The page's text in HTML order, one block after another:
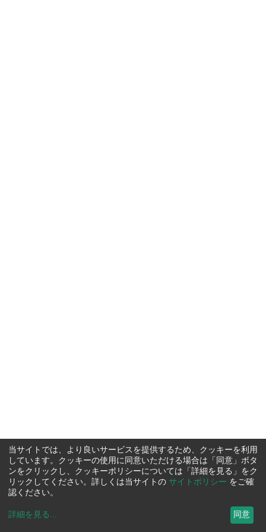
当サイトでは、より良いサービスを提供するため、クッキーを利用
しています。クッキーの使用に同意いただける場合は「同意」ボタ
ンをクリックし、クッキーポリシーについては「詳細を見る」をク
リックしてください。詳しくは当サイトの サイトポリシー をご確
認ください。
詳細を見る ... 同意